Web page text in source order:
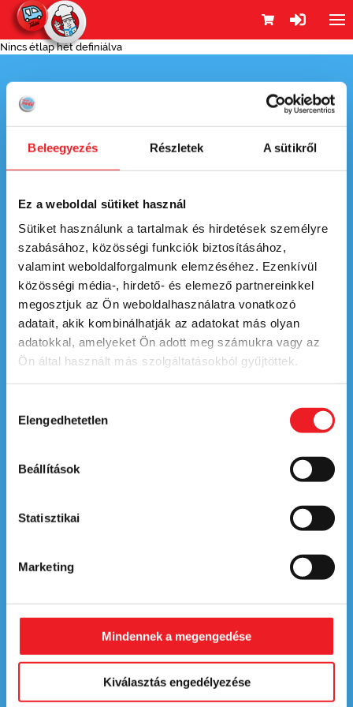
Beleegyezés Részletek A sütikről
Ez a weboldal sütiket használ
Sütiket használunk a tartalmak és hirdetések személyre
szabásához, közösségi funkciók biztosításához,
valamint weboldalforgalmunk elemzéséhez. Ezenkívül
közösségi média-, hirdető- és elemező partnereinkkel
megosztjuk az Ön weboldalhasználatra vonatkozó
adatait, akik kombinálhatják az adatokat más olyan
adatokkal, amelyeket Ön adott meg számukra vagy az
Ön által használt más szolgáltatásokból gyűjtöttek.
kiválasztása
Elengedhetetlen
Beállítások
Statisztikai
Marketing
Mindennek a megengedése
Kiválasztás engedélyezése
Nincs étlap hét definiálva
ÉTLAP
KAPCSOLAT
SZÁLLÍTÁSI TERÜLETEK
Általános Szerződési Feltételek
BARION™
Megrendeléssel és szállítással kapcsolatban.
+36 (20) 778-1055
A weboldal használatával kapcsolatban.